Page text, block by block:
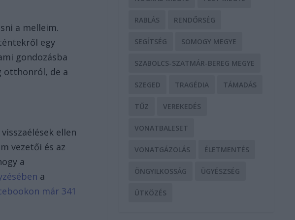
a melleim.
egy
gondozásba
otthonról, de a
ellen
vezetői és az
a
a
már 341
RABLÁS RENDŐRSÉG
SEGÍTSÉG SOMOGY MEGYE
SZABOLCS-SZATMÁR-BEREG MEGYE
SZEGED TRAGÉDIA TÁMADÁS
TŰZ VEREKEDÉS
VONATBALESET
VONATGÁZOLÁS ÉLETMENTÉS
ÖNGYILKOSSÁG ÜGYÉSZSÉG
ÜTKÖZÉS